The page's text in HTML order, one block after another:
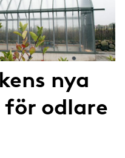
nya
odlare